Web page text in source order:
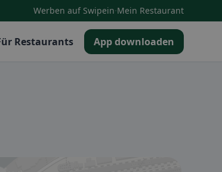
Werben auf Swipein·Mein Restaurant
Restaurants App downloaden